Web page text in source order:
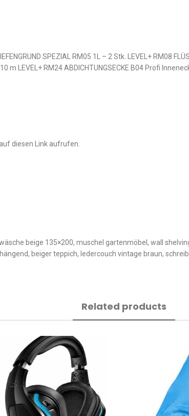
SPEZIAL RM05 1L – 2 Stk. LEVEL+ RM08
m LEVEL+ RM24 ABDICHTUNGSECKE B04 Profi
diesen Link aufrufen.
beige 135×200, muschel gartenmöbel, wall
beiger teppich, ledercouch vintage braun,
Related products